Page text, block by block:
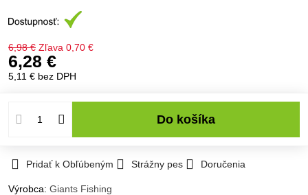
6,98 € Zľava 0,70 €
6,28 €
5,11 € bez DPH
Do košíka
Pridať k Obľúbeným Strážny pes Doručenia
Výrobca: Giants Fishing